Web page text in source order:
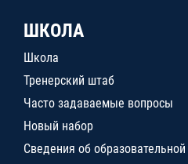
ШКОЛА
Школа
Тренерский штаб
Часто задаваемые вопросы
Новый набор
Сведения об образовательной